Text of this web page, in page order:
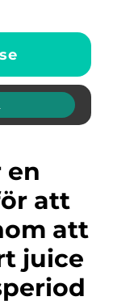
se
att
att
juice